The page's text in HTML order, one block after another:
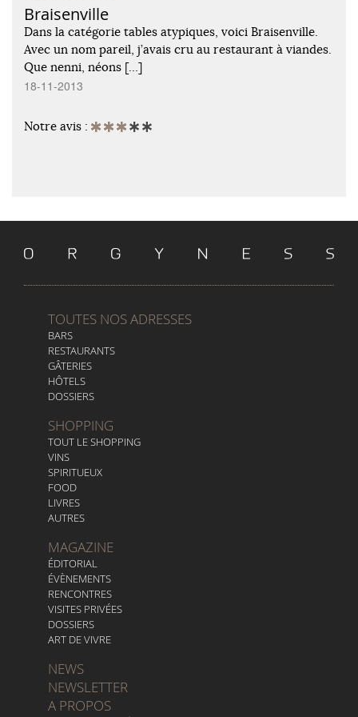
Braisenville
Dans la catégorie tables atypiques, voici Braisenville.
Avec un nom pareil, j’avais cru au restaurant à viandes.
Que nenni, néons […]
18-11-2013
Notre avis :
TOUTES NOS ADRESSES
BARS
RESTAURANTS
GÂTERIES
HÔTELS
DOSSIERS
SHOPPING
TOUT LE SHOPPING
VINS
SPIRITUEUX
FOOD
LIVRES
AUTRES
MAGAZINE
ÉDITORIAL
ÉVÈNEMENTS
RENCONTRES
VISITES PRIVÉES
DOSSIERS
ART DE VIVRE
NEWS
NEWSLETTER
A PROPOS